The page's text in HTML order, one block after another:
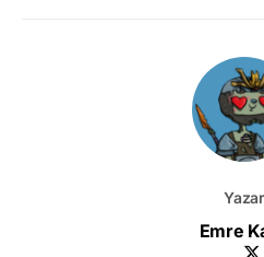
Yazar
Emre